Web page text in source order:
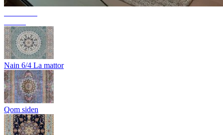
Nain 6/4 La mattor
Qom siden